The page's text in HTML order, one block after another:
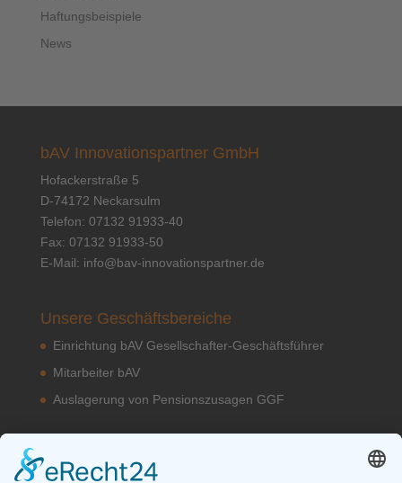
Haftungsbeispiele
News
bAV Innovationspartner GmbH
Hofackerstraße 5
D-74172 Neckarsulm
Telefon: 07132 91933-40
Fax: 07132 91933-50
E-Mail: info@bav-innovationspartner.de
Unsere Geschäftsbereiche
Einrichtung bAV Gesellschafter-Geschäftsführer
Mitarbeiter bAV
Auslagerung von Pensionszusagen GGF
Unsere bAV Lösungen